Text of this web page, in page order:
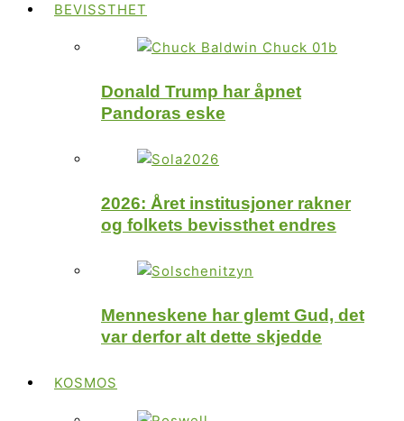
BEVISSTHET
Donald Trump har åpnet
Pandoras eske
2026: Året institusjoner rakner
og folkets bevissthet endres
Menneskene har glemt Gud, det
var derfor alt dette skjedde
KOSMOS